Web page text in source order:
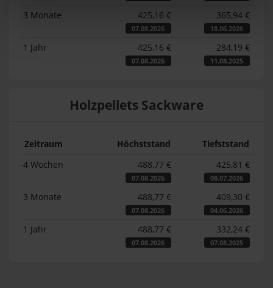
3 Monate 425,16 €
07.08.2026
365,94 €
18.06.2026
1 Jahr 425,16 €
07.08.2026
284,19 €
11.08.2025
Holzpellets Sackware
Zeitraum Höchststand
Tiefststand
4 Wochen
488,77 €
07.08.2026
425,81 €
08.07.2026
3 Monate 488,77 €
07.08.2026
409,30 €
04.06.2026
1 Jahr 488,77 €
07.08.2026
332,24 €
07.08.2025